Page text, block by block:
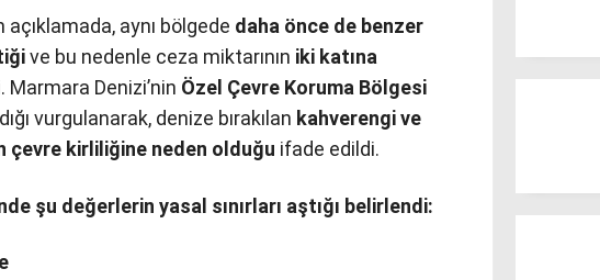
açıklamada, aynı bölgede daha önce de benzer
ve bu nedenle ceza miktarının iki katına
Marmara Denizi’nin Özel Çevre Koruma Bölgesi
vurgulanarak, denize bırakılan kahverengi ve
çevre kirliliğine neden olduğu ifade edildi.
şu değerlerin yasal sınırları aştığı belirlendi: